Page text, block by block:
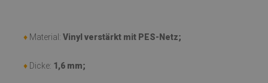
♦ Material: Vinyl verstärkt mit PES-Netz;
♦ Dicke: 1,6 mm;